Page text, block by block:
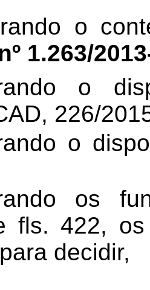
o
1.263/
o
226/
o
os
fls. 422,
decidir,